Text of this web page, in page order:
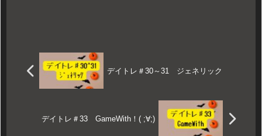
デイトレ＃30～31 ジェネリック
デイトレ＃33 GameWith！( ;∀;)